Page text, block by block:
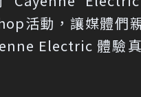
活動，讓媒體們
Electric 體驗